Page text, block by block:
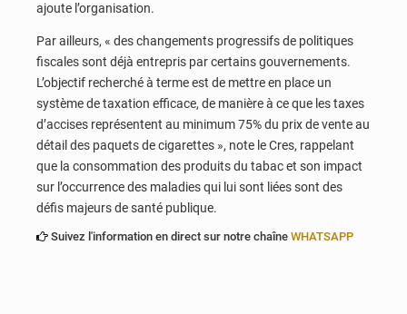
ajoute l’organisation.
Par ailleurs, « des changements progressifs de politiques
fiscales sont déjà entrepris par certains gouvernements.
L’objectif recherché à terme est de mettre en place un
système de taxation efficace, de manière à ce que les taxes
d’accises représentent au minimum 75% du prix de vente au
détail des paquets de cigarettes », note le Cres, rappelant
que la consommation des produits du tabac et son impact
sur l’occurrence des maladies qui lui sont liées sont des
défis majeurs de santé publique.
Suivez l'information en direct sur notre chaîne WHATSAPP